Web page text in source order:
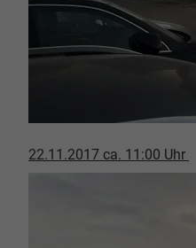
22.11.2017 ca. 11:00 Uhr